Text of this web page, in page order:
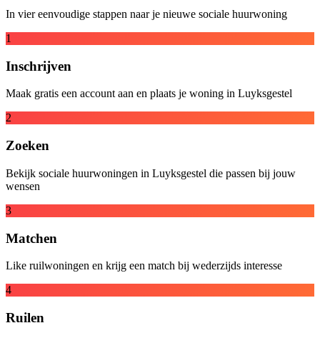
In vier eenvoudige stappen naar je nieuwe sociale huurwoning
1
Inschrijven
Maak gratis een account aan en plaats je woning in Luyksgestel
2
Zoeken
Bekijk sociale huurwoningen in Luyksgestel die passen bij jouw
wensen
3
Matchen
Like ruilwoningen en krijg een match bij wederzijds interesse
4
Ruilen